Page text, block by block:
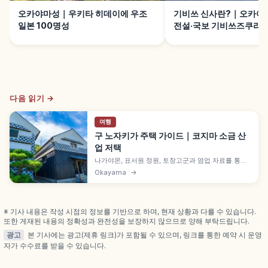
오카야마성｜우키타 히데이에 우조
일본 100명성
기비쓰 신사란?｜오카야
전설·국보 기비쓰즈쿠리
다음 읽기 →
여행
구 노자키가 주택 가이드｜코지마 소금 산
업 저택
나가야몬, 표서원 정원, 토창고군과 염업 자료를 통해
세토우치 소금 산업사를 살펴볼 수 있는 구 노자키가
주택의 볼거리와 방문 포인트를 소개합니다.
Okayama →
※ 기사 내용은 작성 시점의 정보를 기반으로 하며, 현재 상황과 다를 수 있습니다.
또한 게재된 내용의 정확성과 완전성을 보장하지 않으므로 양해 부탁드립니다.
광고
본 기사에는 광고(제휴 링크)가 포함될 수 있으며, 링크를 통한 예약 시 운영
자가 수수료를 받을 수 있습니다.